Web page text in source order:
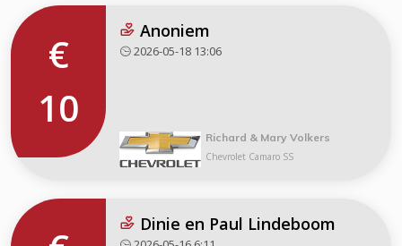
€
10
Anoniem
2026-05-18 13:06
Richard & Mary Volkers
Chevrolet Camaro SS
Dinie en Paul Lindeboom